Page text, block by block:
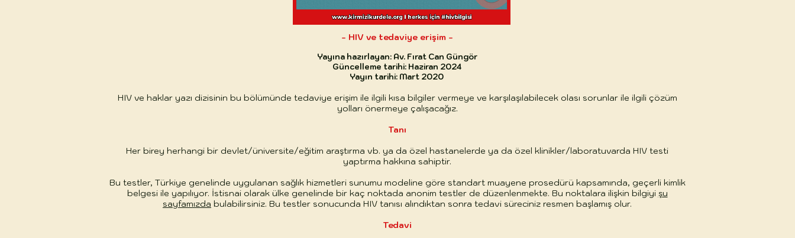
- HIV ve tedaviye erişim -
Yayına hazırlayan: Av. Fırat Can Güngör
Güncelleme tarihi: Haziran 2024
Yayın tarihi: Mart 2020
HIV ve haklar yazı dizisinin bu bölümünde tedaviye erişim ile ilgili kısa bilgiler vermeye ve karşılaşılabilecek olası sorunlar ile ilgili çözüm
yolları önermeye çalışacağız.
Tanı
Her birey herhangi bir devlet/üniversite/eğitim araştırma vb. ya da özel hastanelerde ya da özel klinikler/laboratuvarda HIV testi
yaptırma hakkına sahiptir.
Bu testler, Türkiye genelinde uygulanan sağlık hizmetleri sunumu modeline göre standart muayene prosedürü kapsamında, geçerli kimlik
belgesi ile yapılıyor. İstisnai olarak ülke genelinde bir kaç noktada anonim testler de düzenlenmekte. Bu noktalara ilişkin bilgiyi şu
sayfamızda bulabilirsiniz. Bu testler sonucunda HIV tanısı alındıktan sonra tedavi süreciniz resmen başlamış olur.
Tedavi